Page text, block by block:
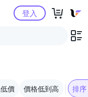
物中心登入
價 價格低到高 排序